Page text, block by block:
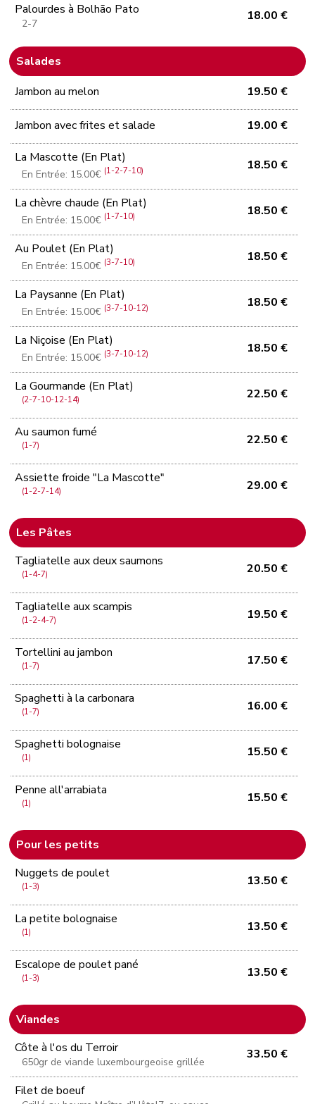
Palourdes à Bolhão Pato
2-7
18.00 €
Salades
Jambon au melon
19.50 €
Jambon avec frites et salade 19.00 €
La Mascotte (En Plat)
En Entrée: 15.00€ (1-2-7-10) 18.50 €
La chèvre chaude (En Plat)
En Entrée: 15.00€ (1-7-10) 18.50 €
Au Poulet (En Plat)
En Entrée: 15.00€ (3-7-10) 18.50 €
La Paysanne (En Plat)
En Entrée: 15.00€ (3-7-10-12) 18.50 €
La Niçoise (En Plat)
En Entrée: 15.00€ (3-7-10-12) 18.50 €
La Gourmande (En Plat)
(2-7-10-12-14) 22.50 €
Au saumon fumé
(1-7) 22.50 €
Assiette froide "La Mascotte"
(1-2-7-14) 29.00 €
Les Pâtes
Tagliatelle aux deux saumons
(1-4-7) 20.50 €
Tagliatelle aux scampis
(1-2-4-7) 19.50 €
Tortellini au jambon
(1-7) 17.50 €
Spaghetti à la carbonara
(1-7) 16.00 €
Spaghetti bolognaise
(1) 15.50 €
Penne all'arrabiata
(1) 15.50 €
Pour les petits
Nuggets de poulet
(1-3) 13.50 €
La petite bolognaise
(1) 13.50 €
Escalope de poulet pané
(1-3) 13.50 €
Viandes
Côte à l'os du Terroir
650gr de viande luxembourgeoise grillée
33.50 €
Filet de boeuf